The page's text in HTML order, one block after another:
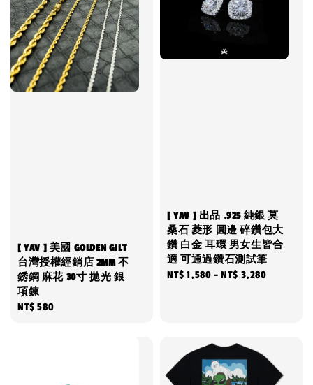
[ YAV ] 美國 GOLDEN GILT
台灣授權經銷店 2MM 不
銹鋼 麻花 30寸 拋光 銀
項鍊
Regular
NT$ 580
[ YAV ] 出品 .925 純銀 莫
桑石 菱形 圓邊 碎鑽包大
鑽 白金 耳環 男女生皆合
適 可通過鑽石測試筆
Regular
NT$ 1,580 -NT$ 3,280